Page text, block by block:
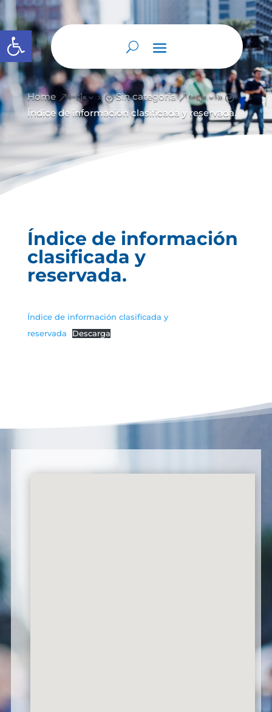
Abrir barra de herramientas
Home &#x39; Sin categoría &#x39;
Índice de información clasificada y reservada.
Índice de información
clasificada y
reservada.
Índice de información clasificada y
reservada
Descarga